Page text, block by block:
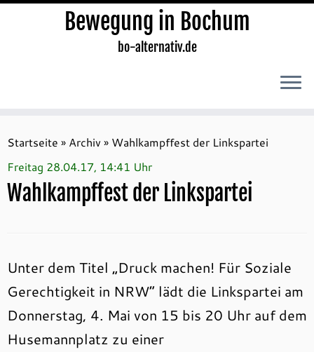
Inhalt
springen
Bewegung in Bochum
bo-alternativ.de
Startseite » Archiv » Wahlkampffest der Linkspartei
Freitag 28.04.17, 14:41 Uhr
Wahlkampffest der Linkspartei
Unter dem Titel „Druck machen! Für Soziale
Gerechtigkeit in NRW“ lädt die Linkspartei am
Donnerstag, 4. Mai von 15 bis 20 Uhr auf dem
Husemannplatz zu einer